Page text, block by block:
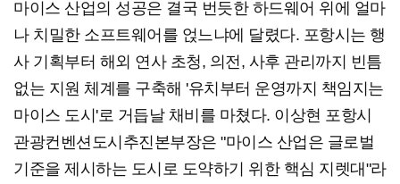
마이스 산업의 성공은 결국 번듯한 하드웨어 위에 얼마
나 치밀한 소프트웨어를 얹느냐에 달렸다. 포항시는 행
사 기획부터 해외 연사 초청, 의전, 사후 관리까지 빈틈
없는 지원 체계를 구축해 '유치부터 운영까지 책임지는
마이스 도시'로 거듭날 채비를 마쳤다. 이상현 포항시
관광컨벤션도시추진본부장은 "마이스 산업은 글로벌
기준을 제시하는 도시로 도약하기 위한 핵심 지렛대"라